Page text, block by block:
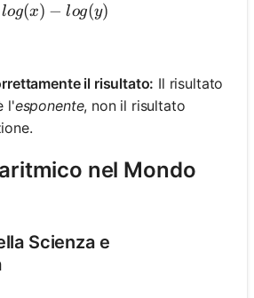
log(x) - log(y)
log(x) − log(y)
il risultato: Il risultato
l'esponente, non il risultato
nel Mondo
Scienza e